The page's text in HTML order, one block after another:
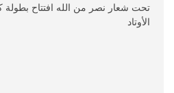
تحت شعار نصر من الله افتتاح بطولة
الأوتاد